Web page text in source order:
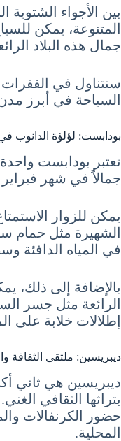
بين الأجواء الشتوية
المتنوعة، يمكن
جمال هذه البلاد
سنتناول في الفقرات
السياحة في أبرز
بودابست: لؤلؤة الدانوب
تعتبر بودابست
جمالاً في شهر فبراير
يمكن للزوار
الشهيرة مثل حمام
في المياه الدافئة
بالإضافة إلى ذلك،
الرائعة مثل جسر
إطلالات خلابة على
ديبريسين: ملتقى الثقافة
ديبريسين هي ثاني
بتراثها الثقافي
حضور الكرنفالات
المحلية.